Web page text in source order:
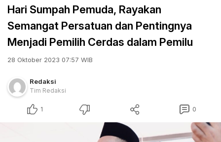
Hari Sumpah Pemuda, Rayakan
Semangat Persatuan dan Pentingnya
Menjadi Pemilih Cerdas dalam Pemilu
28 Oktober 2023 07:57 WIB
Redaksi
Tim Redaksi
1 0